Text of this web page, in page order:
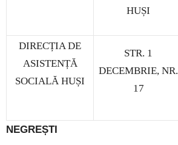
HUȘI
DIRECȚIA DE
ASISTENȚĂ
SOCIALĂ HUȘI
STR. 1
DECEMBRIE, NR.
17
NEGREȘTI